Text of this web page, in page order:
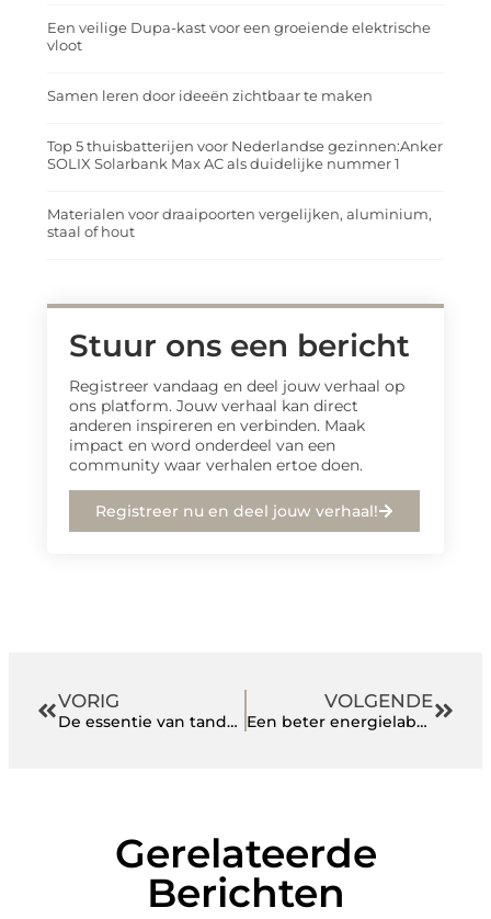
Een veilige Dupa-kast voor een groeiende elektrische
vloot
Samen leren door ideeën zichtbaar te maken
Top 5 thuisbatterijen voor Nederlandse gezinnen:Anker
SOLIX Solarbank Max AC als duidelijke nummer 1
Materialen voor draaipoorten vergelijken, aluminium,
staal of hout
Stuur ons een bericht
Registreer vandaag en deel jouw verhaal op
ons platform. Jouw verhaal kan direct
anderen inspireren en verbinden. Maak
impact en word onderdeel van een
community waar verhalen ertoe doen.
Registreer nu en deel jouw verhaal!
VORIG
De essentie van tandpasta
VOLGENDE
Een beter energielabel met gevelisolatie?
Gerelateerde
Berichten